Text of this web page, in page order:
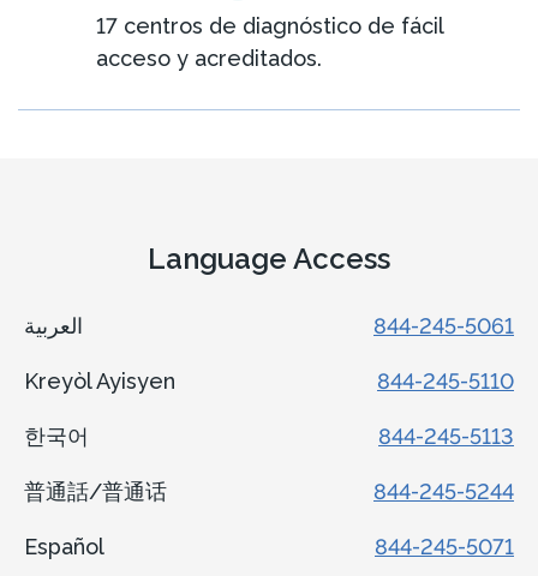
17 centros de diagnóstico de fácil
acceso y acreditados.
Language Access
844-245-5061
Kreyòl Ayisyen 844-245-5110
한국어 844-245-5113
普通話/普通话 844-245-5244
Español 844-245-5071